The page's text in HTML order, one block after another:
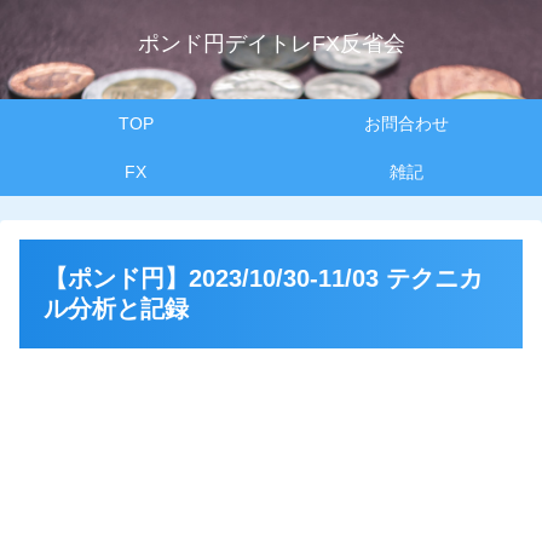
ポンド円デイトレFX反省会
TOP お問合わせ
FX 雑記
【ポンド円】2023/10/30-11/03 テクニカ
ル分析と記録